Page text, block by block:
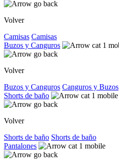
Volver
Camisas Camisas
Buzos y Canguros
Volver
Buzos y Canguros Canguros y Buzos
Shorts de baño
Volver
Shorts de baño Shorts de baño
Pantalones